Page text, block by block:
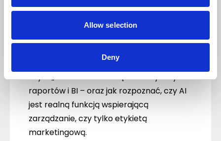
Allow selection
Deny
jak AI skraca nie tylko czas uzyskania
odpowiedzi, ale też czas wdrożenia
czym „WMS z AI” różni się od klasycznych
raportów i BI – oraz jak rozpoznać, czy AI
jest realną funkcją wspierającą
zarządzanie, czy tylko etykietą
marketingową.